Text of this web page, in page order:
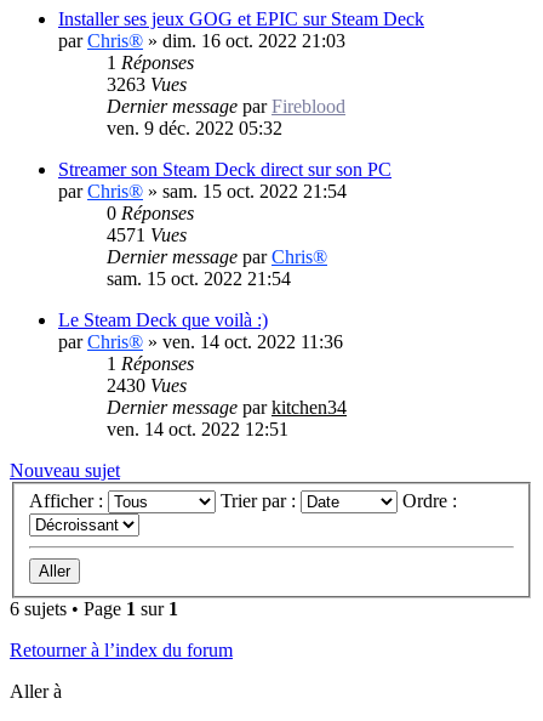
Installer ses jeux GOG et EPIC sur Steam Deck
parChris® » dim. 16 oct. 2022 21:03
1 Réponses
3263 Vues
Dernier message parFireblood
ven. 9 déc. 2022 05:32
Streamer son Steam Deck direct sur son PC
parChris® » sam. 15 oct. 2022 21:54
0 Réponses
4571 Vues
Dernier message parChris®
sam. 15 oct. 2022 21:54
Le Steam Deck que voilà :)
parChris® » ven. 14 oct. 2022 11:36
1 Réponses
2430 Vues
Dernier message parkitchen34
ven. 14 oct. 2022 12:51
Nouveau sujet
Afficher :
Trier par : Ordre :
6 sujets • Page 1 sur 1
Retourner à l’index du forum
Aller à